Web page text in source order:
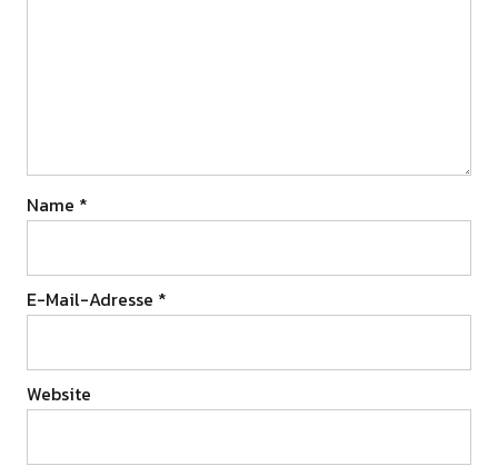
Name *
E-Mail-Adresse *
Website